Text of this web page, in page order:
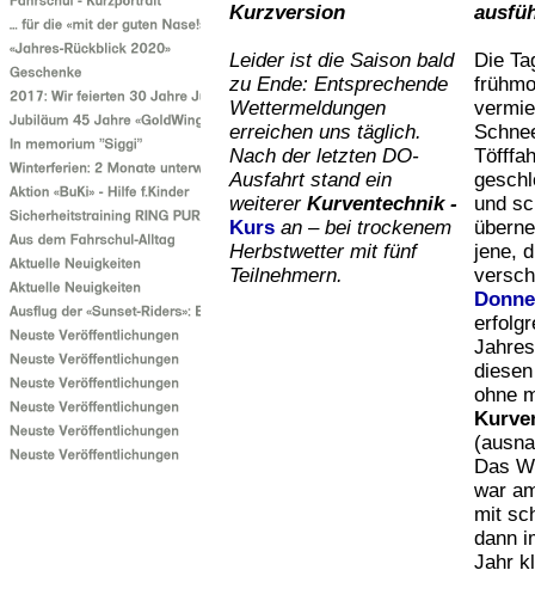
Kurzversion
Leider ist die Saison bald
zu Ende: Entsprechende
Wettermeldungen
erreichen uns täglich.
Nach der letzten DO-
Ausfahrt stand ein
weiterer Kurventechnik -
Kurs an – bei trockenem
Herbstwetter mit fünf
Teilnehmern.
Die
und
jene,
ohne
Das
war
mit
dann
Jahr